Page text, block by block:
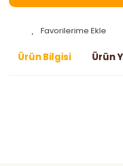
Ürün Bilgisi Ürün